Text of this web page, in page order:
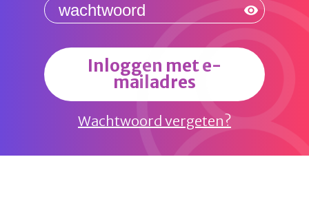
Inloggen met e-
mailadres
Wachtwoord vergeten?